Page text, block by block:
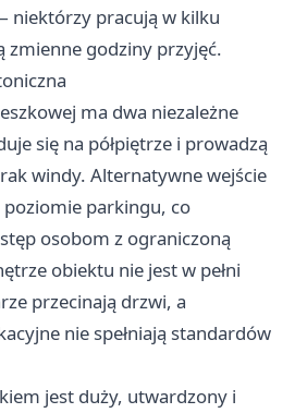
niektórzy pracują w kilku
zmienne godziny przyjęć.
ma dwa niezależne
się na półpiętrze i prowadzą
windy. Alternatywne wejście
parkingu, co
osobom z ograniczoną
obiektu nie jest w pełni
przecinają drzwi, a
nie spełniają standardów
jest duży, utwardzony i